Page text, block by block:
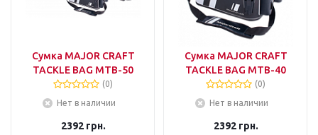
Сумка MAJOR CRAFT
TACKLE BAG MTB-50
(0)
Нет в наличии
2392грн.
Сумка MAJOR CRAFT
TACKLE BAG MTB-40
(0)
Нет в наличии
2392грн.